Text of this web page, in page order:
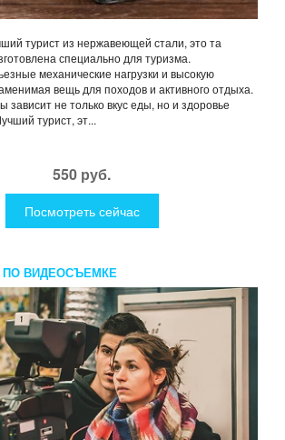
турист из нержавеющей стали, это та
специально для туризма.
механические нагрузки и высокую
вещь для походов и активного отдыха.
зависит не только вкус еды, но и здоровье
турист, эт...
550 руб.
Посмотреть сейчас
ПО ВИДЕОСЪЕМКЕ